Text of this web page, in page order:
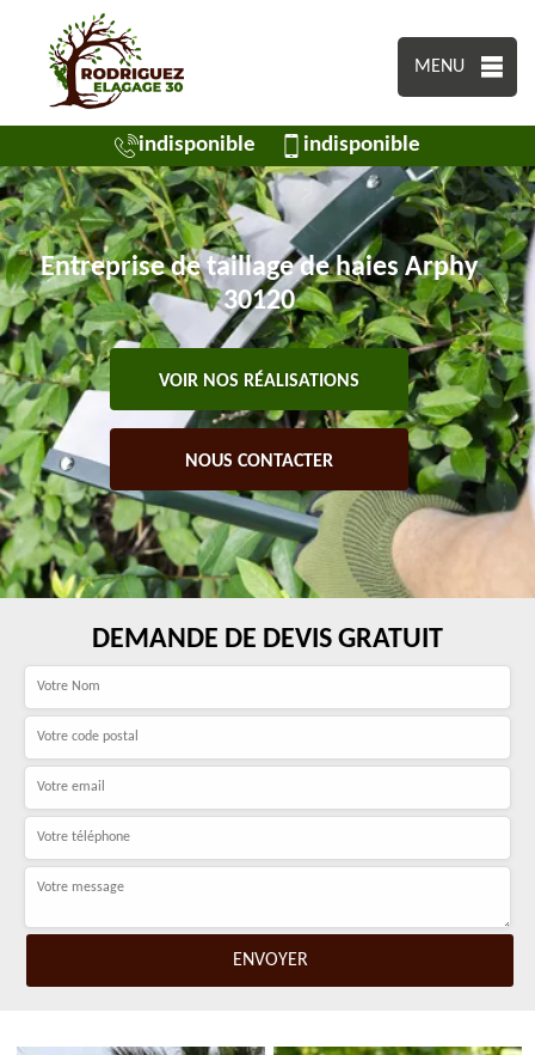
MENU
indisponible indisponible
Entreprise de taillage de haies Arphy
30120
VOIR NOS RÉALISATIONS
NOUS CONTACTER
DEMANDE DE DEVIS GRATUIT